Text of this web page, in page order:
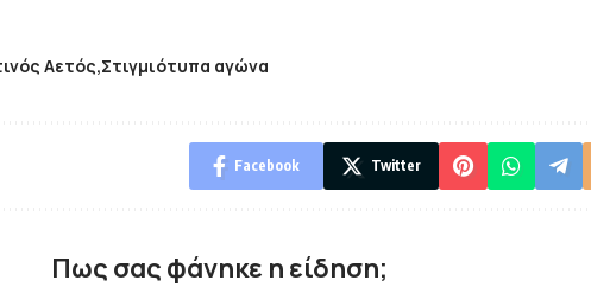
Αετός Στιγμιότυπα αγώνα
Facebook Twitter
Πως σας φάνηκε η είδηση;